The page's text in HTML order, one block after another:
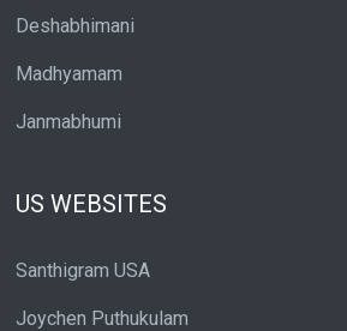
Deshabhimani
Madhyamam
Janmabhumi
US WEBSITES
Santhigram USA
Joychen Puthukulam